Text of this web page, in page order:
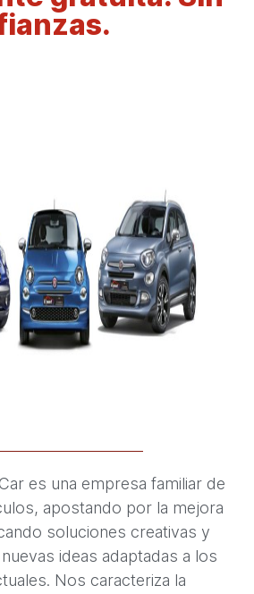
es una empresa familiar de
apostando por la mejora
soluciones creativas y
ideas adaptadas a los
Nos caracteriza la